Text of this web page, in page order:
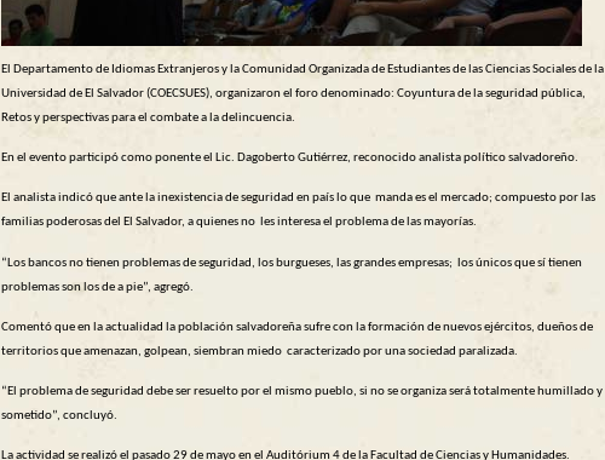
El Departamento de Idiomas Extranjeros y la Comunidad Organizada de Estudiantes de las Ciencias Sociales de la
Universidad de El Salvador (COECSUES), organizaron el foro denominado: Coyuntura de la seguridad pública,
Retos y perspectivas para el combate a la delincuencia.
En el evento participó como ponente el Lic. Dagoberto Gutiérrez, reconocido analista político salvadoreño.
El analista indicó que ante la inexistencia de seguridad en país lo que manda es el mercado; compuesto por las
familias poderosas del El Salvador, a quienes no les interesa el problema de las mayorías.
“Los bancos no tienen problemas de seguridad, los burgueses, las grandes empresas; los únicos que sí tienen
problemas son los de a pie”, agregó.
Comentó que en la actualidad la población salvadoreña sufre con la formación de nuevos ejércitos, dueños de
territorios que amenazan, golpean, siembran miedo caracterizado por una sociedad paralizada.
“El problema de seguridad debe ser resuelto por el mismo pueblo, si no se organiza será totalmente humillado y
sometido”, concluyó.
La actividad se realizó el pasado 29 de mayo en el Auditórium 4 de la Facultad de Ciencias y Humanidades.